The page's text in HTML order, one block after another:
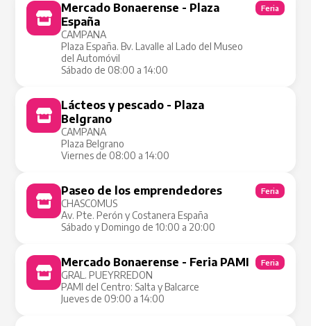
Mercado Bonaerense - Plaza
España
CAMPANA
Plaza España. Bv. Lavalle al Lado del Museo
del Automóvil
Sábado de 08:00 a 14:00
Feria
Lácteos y pescado - Plaza
Belgrano
CAMPANA
Plaza Belgrano
Viernes de 08:00 a 14:00
Paseo de los emprendedores
CHASCOMUS
Av. Pte. Perón y Costanera España
Sábado y Domingo de 10:00 a 20:00
Feria
Mercado Bonaerense - Feria PAMI
GRAL. PUEYRREDON
PAMI del Centro: Salta y Balcarce
Jueves de 09:00 a 14:00
Feria